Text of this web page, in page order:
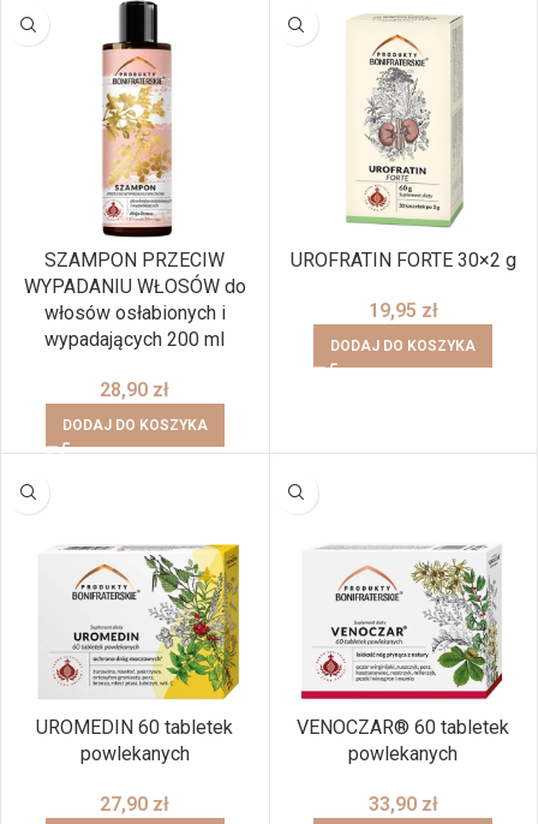
SZAMPON PRZECIW
WYPADANIU WŁOSÓW do
włosów osłabionych i
wypadających 200 ml
28,90 zł
DODAJ DO KOSZYKA
UROFRATIN FORTE 30×2 g
19,95 zł
DODAJ DO KOSZYKA
UROMEDIN 60 tabletek
powlekanych
27,90 zł
VENOCZAR® 60 tabletek
powlekanych
33,90 zł